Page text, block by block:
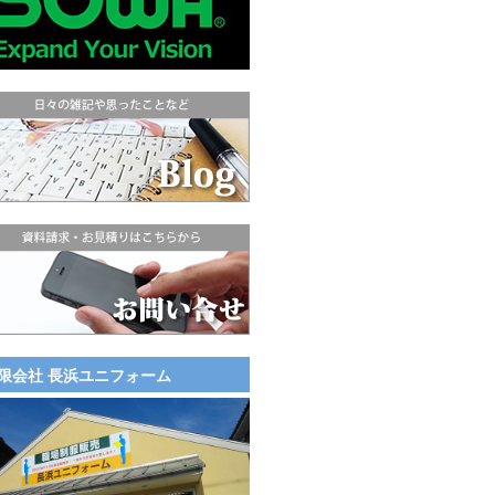
会社 長浜ユニフォーム